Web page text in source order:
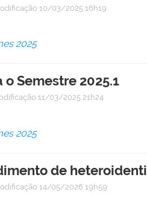
10/03/2025 16h19
2025
Semestre 2025.1
11/03/2025 21h24
2025
de
14/05/2026 19h59